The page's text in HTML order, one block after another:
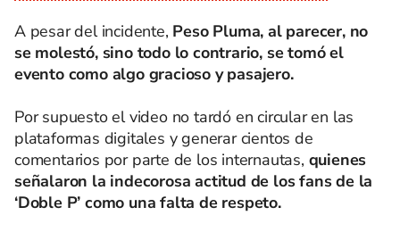
A pesar del incidente, Peso Pluma, al parecer, no
se molestó, sino todo lo contrario, se tomó el
evento como algo gracioso y pasajero.
Por supuesto el video no tardó en circular en las
plataformas digitales y generar cientos de
comentarios por parte de los internautas, quienes
señalaron la indecorosa actitud de los fans de la
‘Doble P’ como una falta de respeto.